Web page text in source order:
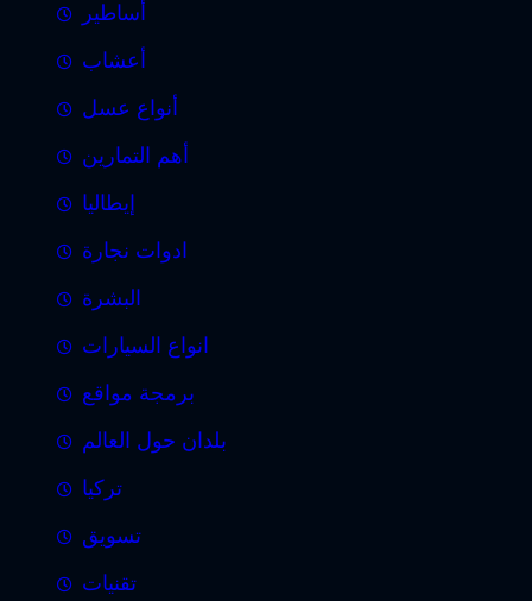
أساطير
أعشاب
أنواع عسل
أهم التمارين
إيطاليا
ادوات نجارة
البشرة
انواع السيارات
برمجة مواقع
بلدان حول العالم
تركيا
تسويق
تقنيات